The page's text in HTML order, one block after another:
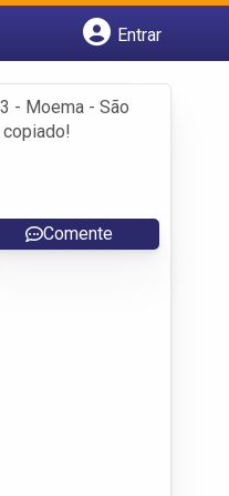
Entrar
- Moema - São
copiado!
Comente